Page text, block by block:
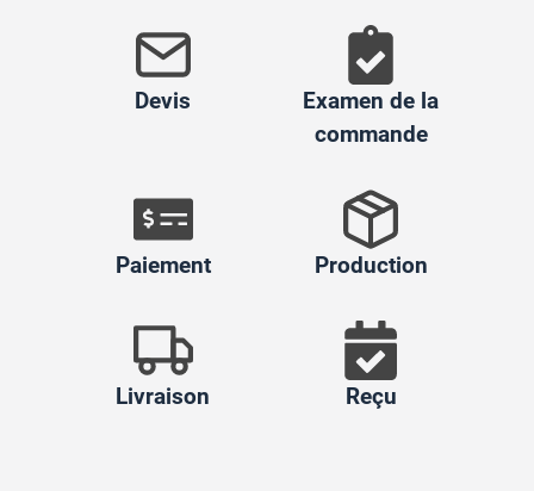
Devis
Examen de la
commande
Paiement Production
Livraison Reçu